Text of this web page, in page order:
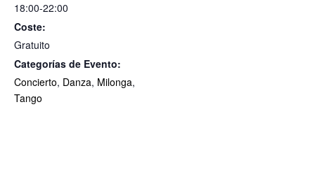
18:00-22:00
Coste:
Gratuito
Categorías de Evento:
Concierto, Danza, Milonga,
Tango